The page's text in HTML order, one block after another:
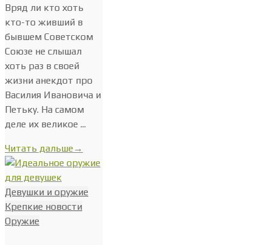
Вряд ли кто хоть
кто-то живший в
бывшем Советском
Союзе не слышал
хоть раз в своей
жизни анекдот про
Василия Ивановича и
Петьку. На самом
деле их великое ...
Читать дальше→
Девушки и оружие
Крепкие новости
Оружие